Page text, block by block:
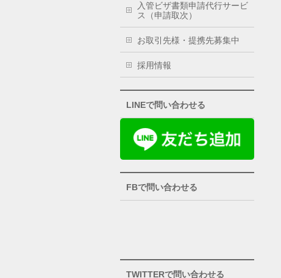
入管ビザ書類申請代行サービ
ス（申請取次）
お取引先様・提携先募集中
採用情報
LINEで問い合わせる
FBで問い合わせる
TWITTERで問い合わせる